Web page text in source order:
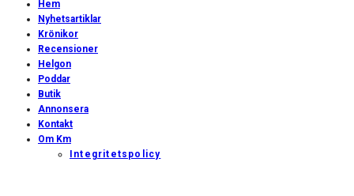
Hem
Nyhetsartiklar
Krönikor
Recensioner
Helgon
Poddar
Butik
Annonsera
Kontakt
Om Km
Integritetspolicy